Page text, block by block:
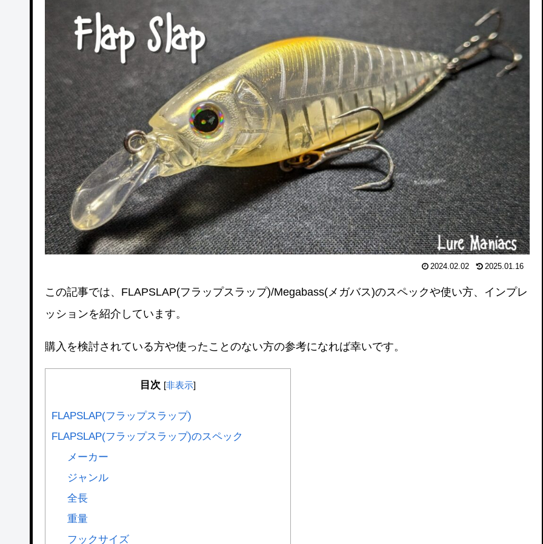
2024.02.02 2025.01.16
この記事では、FLAPSLAP(フラップスラップ)/Megabass(メガバス)のスペックや使い方、インプレ
ッションを紹介しています。
購入を検討されている方や使ったことのない方の参考になれば幸いです。
目次 [非表示]
FLAPSLAP(フラップスラップ)
FLAPSLAP(フラップスラップ)のスペック
メーカー
ジャンル
全長
重量
フックサイズ